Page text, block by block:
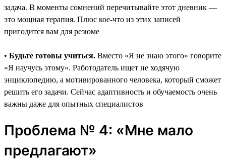
задача. В моменты сомнений перечитывайте этот дневник —
это мощная терапия. Плюс кое-что из этих записей
пригодится вам для резюме
• Будьте готовы учиться. Вместо «Я не знаю этого» говорите
«Я научусь этому». Работодатель ищет не ходячую
энциклопедию, а мотивированного человека, который сможет
решить его задачи. Сейчас адаптивность и обучаемость очень
важны даже для опытных специалистов
Проблема № 4: «Мне мало
предлагают»